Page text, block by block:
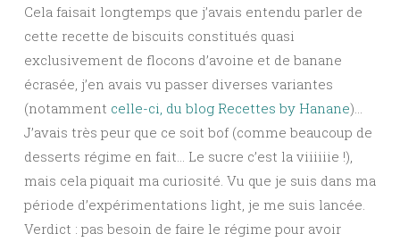
Cela faisait longtemps que j’avais entendu parler de
cette recette de biscuits constitués quasi
exclusivement de flocons d’avoine et de banane
écrasée, j’en avais vu passer diverses variantes
(notamment celle-ci, du blog Recettes by Hanane)…
J’avais très peur que ce soit bof (comme beaucoup de
desserts régime en fait… Le sucre c’est la viiiiiie !),
mais cela piquait ma curiosité. Vu que je suis dans ma
période d’expérimentations light, je me suis lancée.
Verdict : pas besoin de faire le régime pour avoir